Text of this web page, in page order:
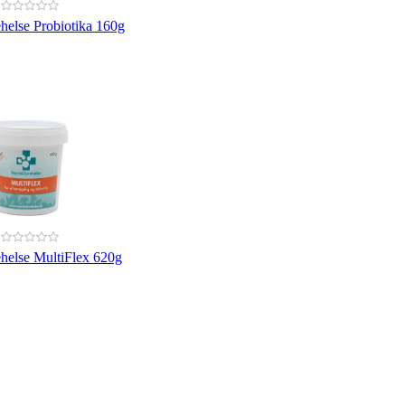
Probiotika 160g
MultiFlex 620g